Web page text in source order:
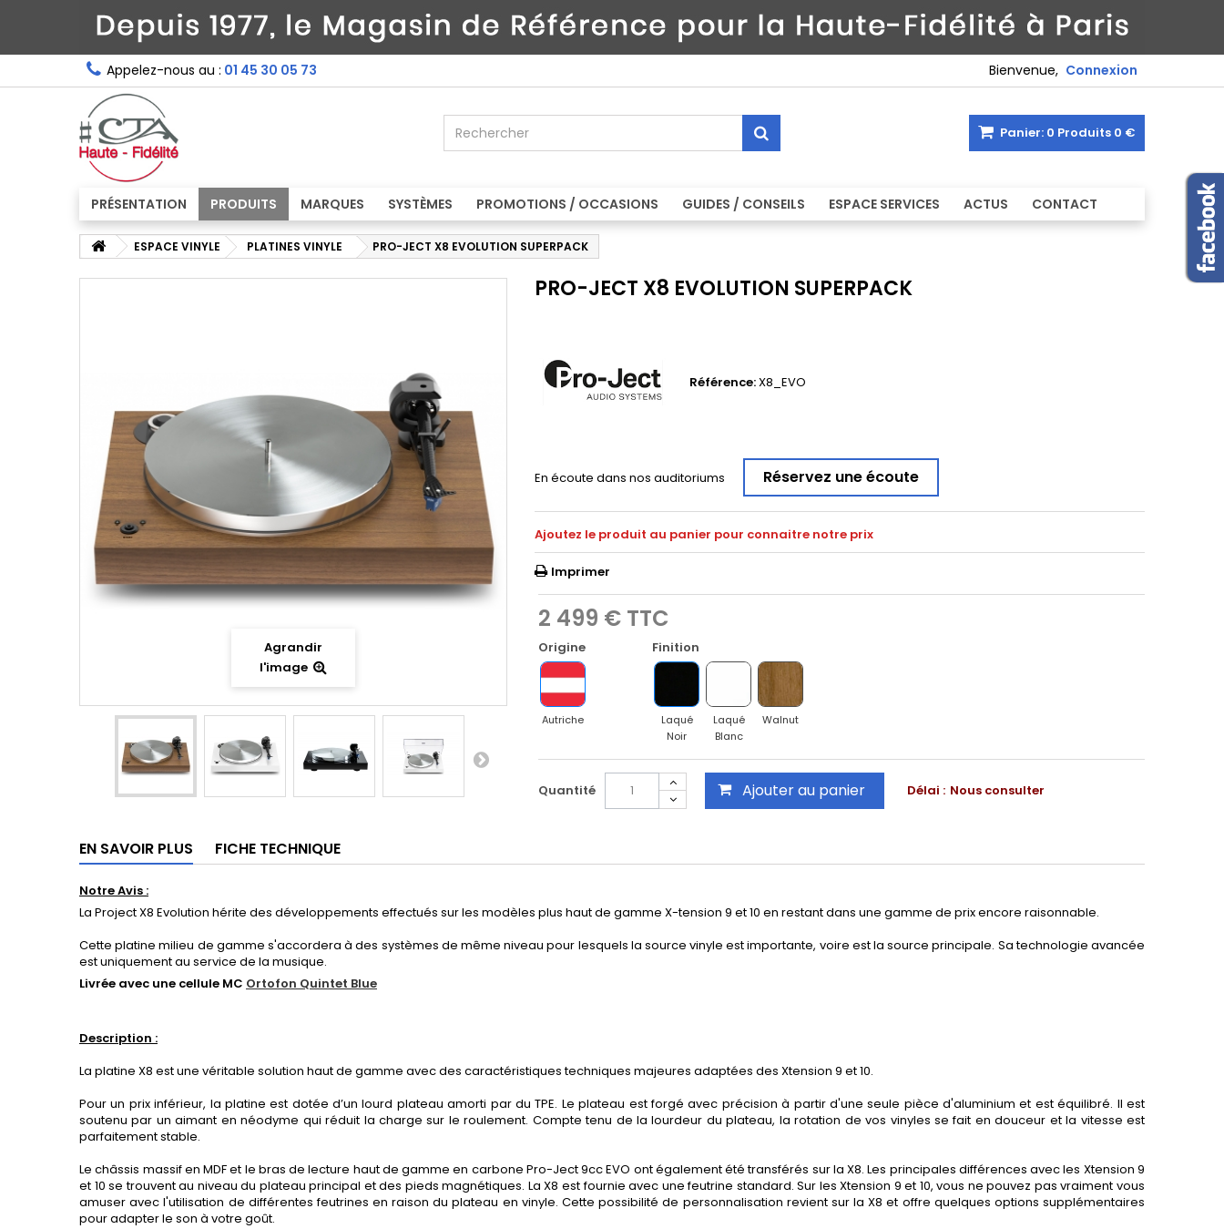
Bienvenue, Connexion
Appelez-nous au : 01 45 30 05 73
Panier: 0 Produits 0 €
PRÉSENTATION PRODUITS MARQUES SYSTÈMES PROMOTIONS / OCCASIONS GUIDES / CONSEILS ESPACE SERVICES ACTUS CONTACT
ESPACE VINYLE PLATINES VINYLE PRO-JECT X8 EVOLUTION SUPERPACK
Agrandir
l'image
PRO-JECT X8 EVOLUTION SUPERPACK
Référence:X8_EVO
En écoute dans nos auditoriums Réservez une écoute
Ajoutez le produit au panier pour connaitre notre prix
Imprimer
2 499 € TTC
Origine
Autriche
Finition
Laqué
Noir
Laqué
Blanc
Walnut
Quantité Ajouter au panier Délai : Nous consulter
EN SAVOIR PLUS FICHE TECHNIQUE
Notre Avis :
La Project X8 Evolution hérite des développements effectués sur les modèles plus haut de gamme X-tension 9 et 10 en restant dans une gamme de prix encore raisonnable.
Cette platine milieu de gamme s'accordera à des systèmes de même niveau pour lesquels la source vinyle est importante, voire est la source principale. Sa technologie avancée
est uniquement au service de la musique.
Livrée avec une cellule MC Ortofon Quintet Blue
Description :
La platine X8 est une véritable solution haut de gamme avec des caractéristiques techniques majeures adaptées des Xtension 9 et 10.
Pour un prix inférieur, la platine est dotée d’un lourd plateau amorti par du TPE. Le plateau est forgé avec précision à partir d'une seule pièce d'aluminium et est équilibré. Il est
soutenu par un aimant en néodyme qui réduit la charge sur le roulement. Compte tenu de la lourdeur du plateau, la rotation de vos vinyles se fait en douceur et la vitesse est
parfaitement stable.
Le châssis massif en MDF et le bras de lecture haut de gamme en carbone Pro-Ject 9cc EVO ont également été transférés sur la X8. Les principales différences avec les Xtension 9
et 10 se trouvent au niveau du plateau principal et des pieds magnétiques. La X8 est fournie avec une feutrine standard. Sur les Xtension 9 et 10, vous ne pouvez pas vraiment vous
amuser avec l'utilisation de différentes feutrines en raison du plateau en vinyle. Cette possibilité de personnalisation revient sur la X8 et offre quelques options supplémentaires
pour adapter le son à votre goût.